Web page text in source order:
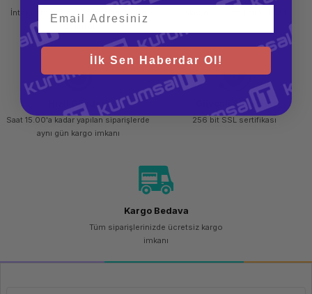
İnternetten sipariş et ve mağazadan
Hızlı Gönderi
Saat 15.00'a kadar yapılan siparişlerde
aynı gün kargo imkanı
Güvenli Alışveriş
256 bit SSL sertifikası
Kargo Bedava
Tüm siparişlerinizde ücretsiz kargo
imkanı
İlk Sen Haberdar Ol!